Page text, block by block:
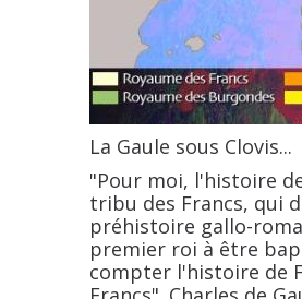
La Gaule sous Clovis...
"Pour moi, l'histoire
tribu des Francs, qui
préhistoire gallo-
premier roi à être
compter l'histoire de